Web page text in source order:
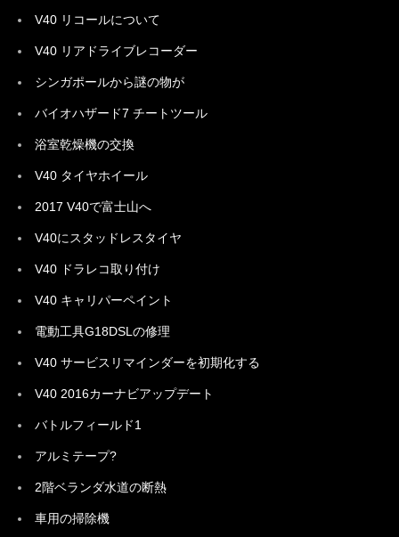
V40 リコールについて
V40 リアドライブレコーダー
シンガポールから謎の物が
バイオハザード7 チートツール
浴室乾燥機の交換
V40 タイヤホイール
2017 V40で富士山へ
V40にスタッドレスタイヤ
V40 ドラレコ取り付け
V40 キャリパーペイント
電動工具G18DSLの修理
V40 サービスリマインダーを初期化する
V40 2016カーナビアップデート
バトルフィールド1
アルミテープ?
2階ベランダ水道の断熱
車用の掃除機